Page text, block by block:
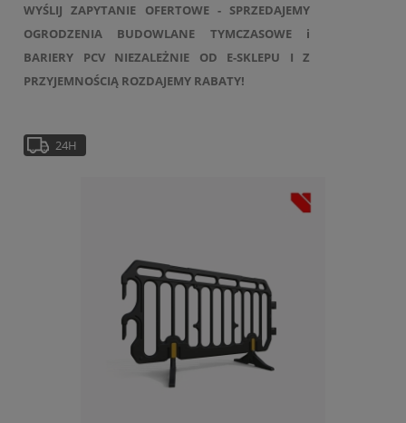
WYŚLIJ ZAPYTANIE OFERTOWE - SPRZEDAJEMY
OGRODZENIA BUDOWLANE TYMCZASOWE i
BARIERY PCV NIEZALEŻNIE OD E-SKLEPU I Z
PRZYJEMNOŚCIĄ ROZDAJEMY RABATY!
24H